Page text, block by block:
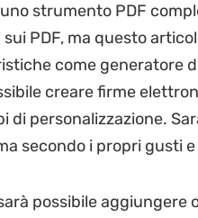
uno strumento PDF
PDF, ma questo
come generatore
creare firme
di personalizzazione.
secondo i propri gusti
possibile aggiungere